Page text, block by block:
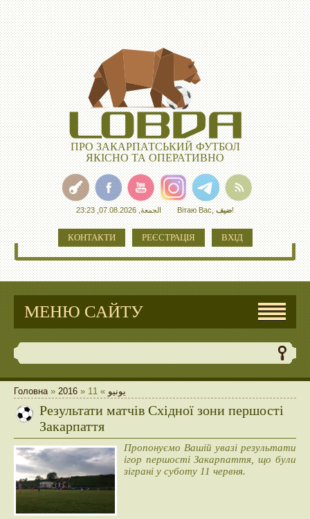
ПРО ЗАКАРПАТСЬКИЙ ФУТБОЛ
ЯКІСНО ТА ОПЕРАТИВНО
الجمعة, 07.08.2026, 23:23 Вітаю Вас,ضيف!
КОНТАКТИ РЕЄСТРАЦІЯ ВХІД
МЕНЮ САЙТУ
Головна» 2016 » يونيو »
11
Результати матчів Східної зони першості
Закарпаття
Пропонуємо Вашій увазі результати
ігор першості Закарпаття, що були
зіграні у суботу 11 червня.